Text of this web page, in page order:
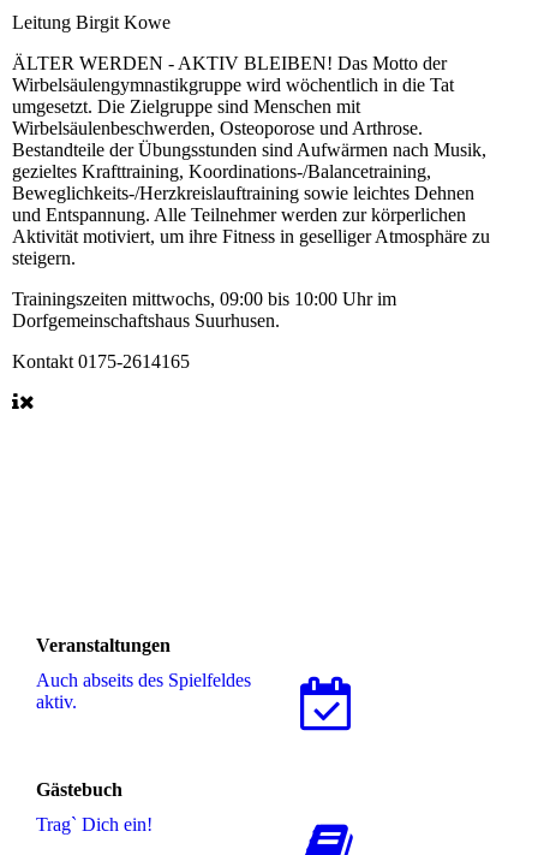
Leitung Birgit Kowe
ÄLTER WERDEN - AKTIV BLEIBEN! Das Motto der
Wirbelsäulengymnastikgruppe wird wöchentlich in die Tat
umgesetzt. Die Zielgruppe sind Menschen mit
Wirbelsäulenbeschwerden, Osteoporose und Arthrose.
Bestandteile der Übungsstunden sind Aufwärmen nach Musik,
gezieltes Krafttraining, Koordinations-/Balancetraining,
Beweglichkeits-/Herzkreislauftraining sowie leichtes Dehnen
und Entspannung. Alle Teilnehmer werden zur körperlichen
Aktivität motiviert, um ihre Fitness in geselliger Atmosphäre zu
steigern.
Trainingszeiten mittwochs, 09:00 bis 10:00 Uhr im
Dorfgemeinschaftshaus Suurhusen.
Kontakt 0175-2614165
Veranstaltungen
Auch abseits des Spielfeldes
aktiv.
Gästebuch
Trag` Dich ein!